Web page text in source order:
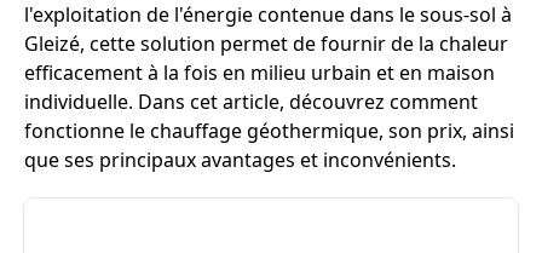
l'exploitation de l'énergie contenue dans le sous-sol à
Gleizé, cette solution permet de fournir de la chaleur
efficacement à la fois en milieu urbain et en maison
individuelle. Dans cet article, découvrez comment
fonctionne le chauffage géothermique, son prix, ainsi
que ses principaux avantages et inconvénients.